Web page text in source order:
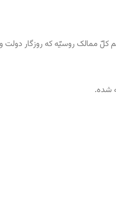
ممالک روسیّه که روزگار دولت